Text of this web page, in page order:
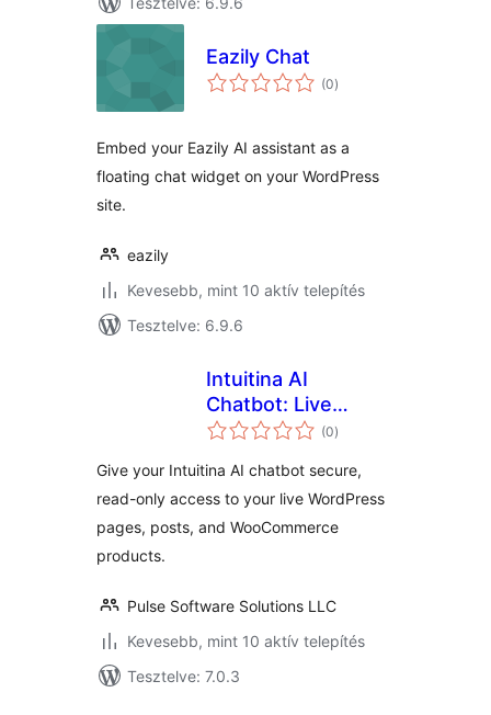
Eazily Chat
(0értékelés
összesen
)
Embed your Eazily AI assistant as a
floating chat widget on your WordPress
site.
eazily
Kevesebb, mint 10 aktív telepítés
Tesztelve: 6.9.6
Intuitina AI
Chatbot: Live
WordPress Content
(0értékelés
összesen
)
Give your Intuitina AI chatbot secure,
read-only access to your live WordPress
pages, posts, and WooCommerce
products.
Pulse Software Solutions LLC
Kevesebb, mint 10 aktív telepítés
Tesztelve: 7.0.3